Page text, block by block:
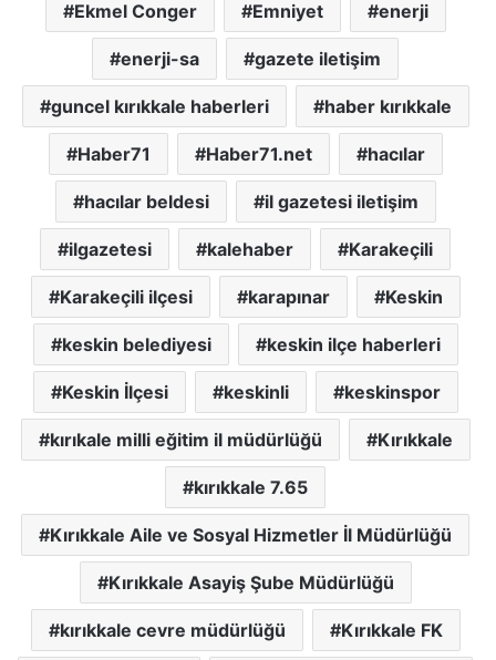
Ekmel Conger Emniyet enerji
enerji-sa gazete iletişim
guncel kırıkkale haberleri haber kırıkkale
Haber71 Haber71.net hacılar
hacılar beldesi il gazetesi iletişim
ilgazetesi kalehaber Karakeçili
Karakeçili ilçesi karapınar Keskin
keskin belediyesi keskin ilçe haberleri
Keskin İlçesi keskinli keskinspor
kırıkale milli eğitim il müdürlüğü Kırıkkale
kırıkkale 7.65
Kırıkkale Aile ve Sosyal Hizmetler İl Müdürlüğü
Kırıkkale Asayiş Şube Müdürlüğü
kırıkkale cevre müdürlüğü Kırıkkale FK